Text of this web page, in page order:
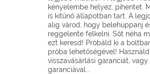
kényelembe helyez, pihentet.
is kitűnő állapotban tart. A
alig várod, hogy belehuppanj
reggelente felkelni. Sőt néha
ezt keresd! Próbáld ki a
próba lehetőségével!
visszavásárlási garanciát, vagy
garanciával...